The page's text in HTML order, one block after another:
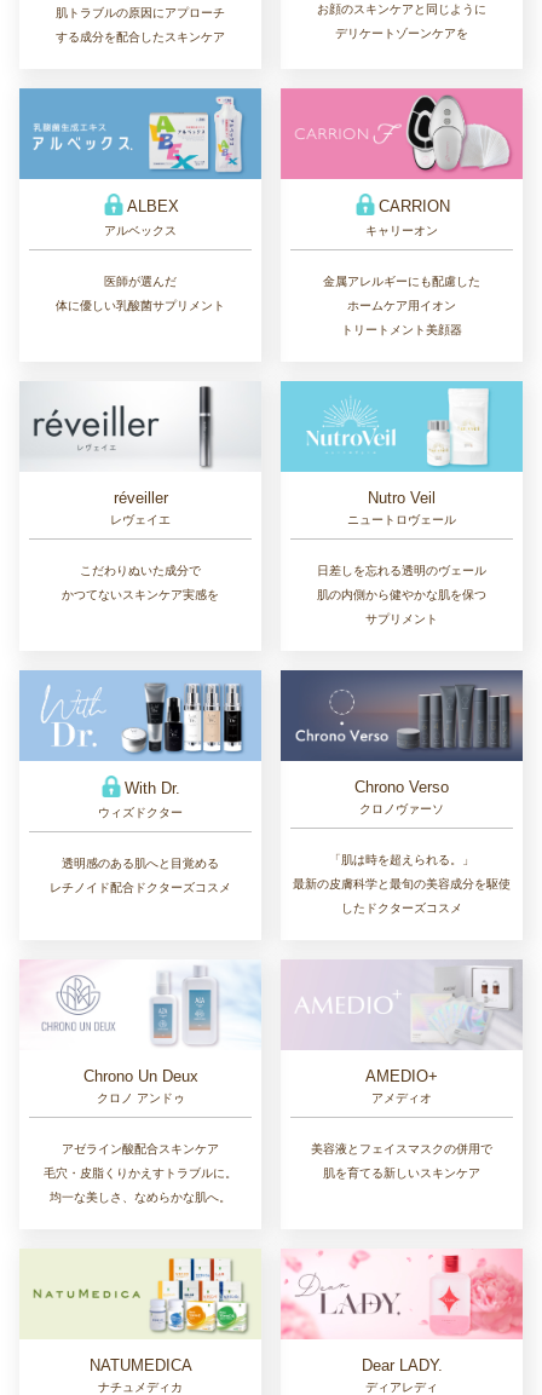
肌トラブルの原因にアプローチ
する成分を配合したスキンケア
お顔のスキンケアと同じように
デリケートゾーンケアを
ALBEX
アルベックス
医師が選んだ
体に優しい乳酸菌サプリメント
CARRION
キャリーオン
金属アレルギーにも配慮した
ホームケア用イオン
トリートメント美顔器
réveiller
レヴェイエ
こだわりぬいた成分で
かつてないスキンケア実感を
Nutro Veil
ニュートロヴェール
日差しを忘れる透明のヴェール
肌の内側から健やかな肌を保つ
サプリメント
With Dr.
ウィズドクター
透明感のある肌へと目覚める
レチノイド配合ドクターズコスメ
Chrono Verso
クロノヴァーソ
「肌は時を超えられる。」
最新の皮膚科学と最旬の美容成分を駆使
したドクターズコスメ
Chrono Un Deux
クロノ アンドゥ
アゼライン酸配合スキンケア
毛穴・皮脂くりかえすトラブルに。
均一な美しさ、なめらかな肌へ。
AMEDIO+
アメディオ
美容液とフェイスマスクの併用で
肌を育てる新しいスキンケア
NATUMEDICA
ナチュメディカ
Dear LADY.
ディアレディ